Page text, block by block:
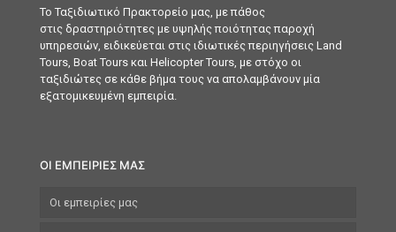
Το Ταξιδιωτικό Πρακτορείο μας, με πάθος
στις δραστηριότητες με υψηλής ποιότητας παροχή
υπηρεσιών, ειδικεύεται στις ιδιωτικές περιηγήσεις Land
Tours, Boat Tours και Helicopter Tours, με στόχο οι
ταξιδιώτες σε κάθε βήμα τους να απολαμβάνουν μία
εξατομικευμένη εμπειρία.
ΟΙ ΕΜΠΕΙΡΙΕΣ ΜΑΣ
Οι εμπειρίες μας